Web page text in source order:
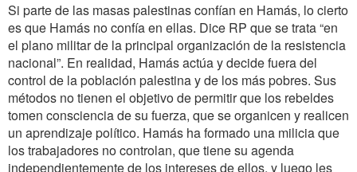
Si parte de las masas palestinas confían en Hamás, lo cierto
es que Hamás no confía en ellas. Dice RP que se trata “en
el plano militar de la principal organización de la resistencia
nacional”. En realidad, Hamás actúa y decide fuera del
control de la población palestina y de los más pobres. Sus
métodos no tienen el objetivo de permitir que los rebeldes
tomen consciencia de su fuerza, que se organicen y realicen
un aprendizaje político. Hamás ha formado una milicia que
los trabajadores no controlan, que tiene su agenda
independientemente de los intereses de ellos, y luego les